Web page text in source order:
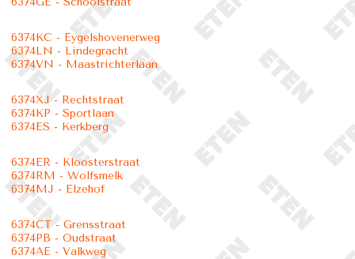
6374KC - Eygelshovenerweg
6374LN - Lindegracht
6374VN - Maastrichterlaan
6374XJ - Rechtstraat
6374KP - Sportlaan
6374ES - Kerkberg
6374ER - Kloosterstraat
6374RM - Wolfsmelk
6374MJ - Elzehof
6374CT - Grensstraat
6374PB - Oudstraat
6374AE - Valkweg